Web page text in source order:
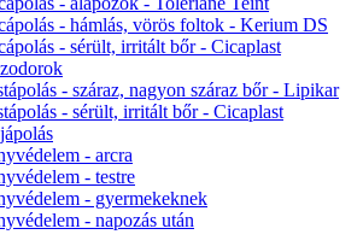
- hámlás, vörös foltok - Kerium DS
- sérült, irritált bőr - Cicaplast
- száraz, nagyon száraz bőr - Lipikar
- sérült, irritált bőr - Cicaplast
- arcra
- testre
- gyermekeknek
- napozás után